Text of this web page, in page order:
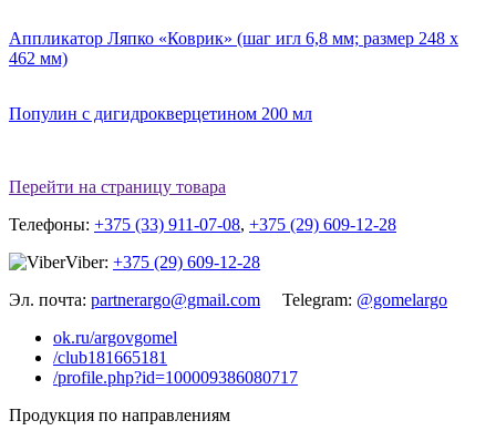
Аппликатор Ляпко «Коврик» (шаг игл 6,8 мм; размер 248 х
462 мм)
Популин с дигидрокверцетином 200 мл
Перейти на страницу товара
Телефоны: +375 (33) 911-07-08, +375 (29) 609-12-28
Viber: +375 (29) 609-12-28
Эл. почта: partnerargo@gmail.com Telegram: @gomelargo
ok.ru/argovgomel
/club181665181
/profile.php?id=100009386080717
Продукция по направлениям